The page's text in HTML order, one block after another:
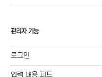
관리자 기능
로그인
입력 내용 피드